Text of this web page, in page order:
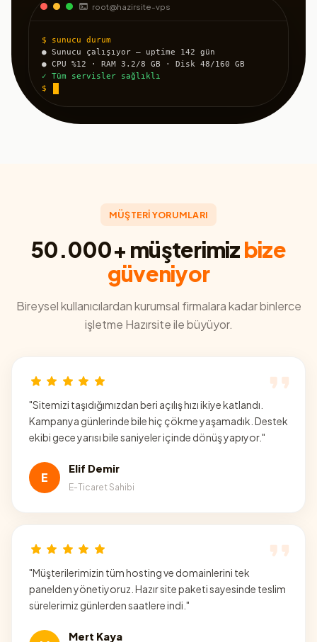
root@hazirsite-vps
$ sunucu durum
● Sunucu çalışıyor — uptime 142 gün
● CPU %12 · RAM 3.2/8 GB · Disk 48/160 GB
✓ Tüm servisler sağlıklı
$
MÜŞTERİ YORUMLARI
50.000+ müşterimizbize
güveniyor
Bireysel kullanıcılardan kurumsal firmalara kadar binlerce
işletme Hazırsite ile büyüyor.
"Sitemizi taşıdığımızdan beri açılış hızı ikiye katlandı.
Kampanya günlerinde bile hiç çökme yaşamadık. Destek
ekibi gece yarısı bile saniyeler içinde dönüş yapıyor."
E
Elif Demir
E-Ticaret Sahibi
"Müşterilerimizin tüm hosting ve domainlerini tek
panelden yönetiyoruz. Hazır site paketi sayesinde teslim
sürelerimiz günlerden saatlere indi. "
Mert Kaya